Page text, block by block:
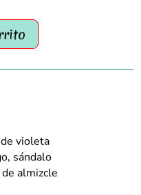
violeta
sándalo
almizcle